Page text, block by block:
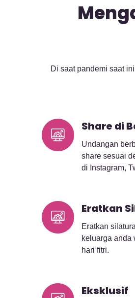
Di saat pandemi saat
Share di
Undangan
share sesuai
di Instagram,
Eratkan
Eratkan
keluarga anda
hari fitri.
Eksklusif